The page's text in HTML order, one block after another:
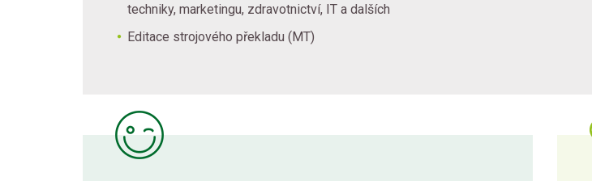
techniky, marketingu, zdravotnictví, IT a dalších
Editace strojového překladu (MT)